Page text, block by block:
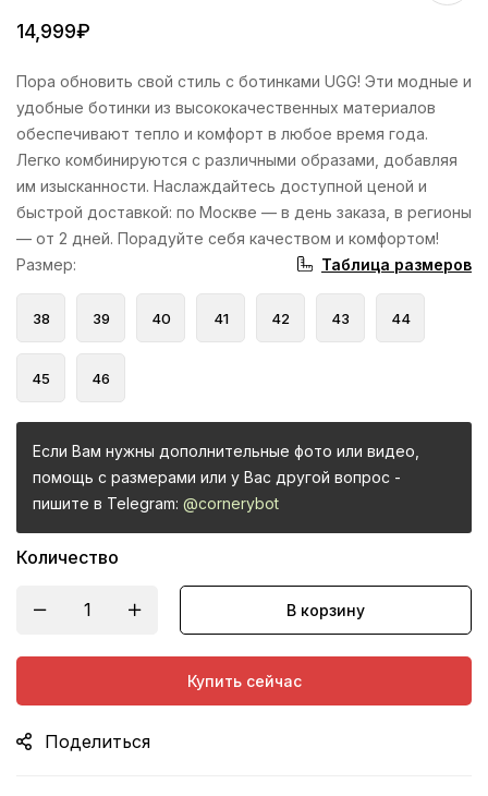
14,999₽
Пора обновить свой стиль с ботинками UGG! Эти модные и
удобные ботинки из высококачественных материалов
обеспечивают тепло и комфорт в любое время года.
Легко комбинируются с различными образами, добавляя
им изысканности. Наслаждайтесь доступной ценой и
быстрой доставкой: по Москве — в день заказа, в регионы
— от 2 дней. Порадуйте себя качеством и комфортом!
Размер: Таблица размеров
38 39 40 41 42 43 44
45 46
Если Вам нужны дополнительные фото или видео,
помощь с размерами или у Вас другой вопрос -
пишите в Telegram: @cornerybot
Количество
В корзину
Купить сейчас
Поделиться